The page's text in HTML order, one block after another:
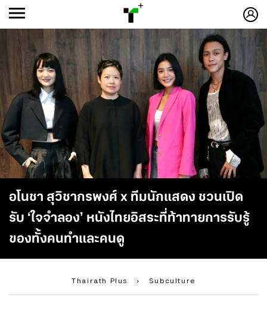
อโนชา สุวิชากรพงศ์ x ทีมนักแสดง ชวนเปิด
รับ ‘ใจจำลอง’ หนังไทยอิสระที่ท้าทายการรับรู้
ของทั้งคนทำและคนดู
Thairath Plus › Subculture
-ก